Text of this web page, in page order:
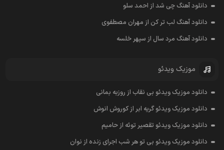
دانلود آهنگ چی شد از احمد سلو
دانلود آهنگ لب تر کن از مهران مصطفوی
دانلود آهنگ مرد سال از سپهر خلسه
موزیک ویدئو
دانلود موزیک ویدئو بی نقاب از روزبه بمانی
دانلود موزیک ویدئو گریه ابر از کوروش انوش
دانلود موزیک ویدئو تقصیر توئه از حامیم
دانلود موزیک ویدئو بی تو هر شب اجرای زنده از نوان